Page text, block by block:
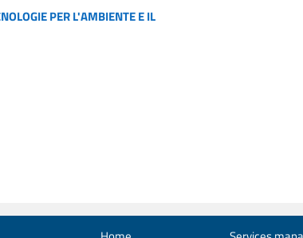
PER L'AMBIENTE E IL